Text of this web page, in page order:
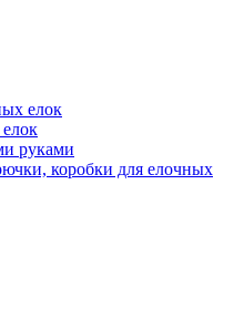
елок
руками
коробки для елочных